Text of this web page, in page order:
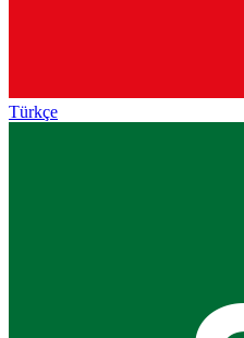
Türkçe